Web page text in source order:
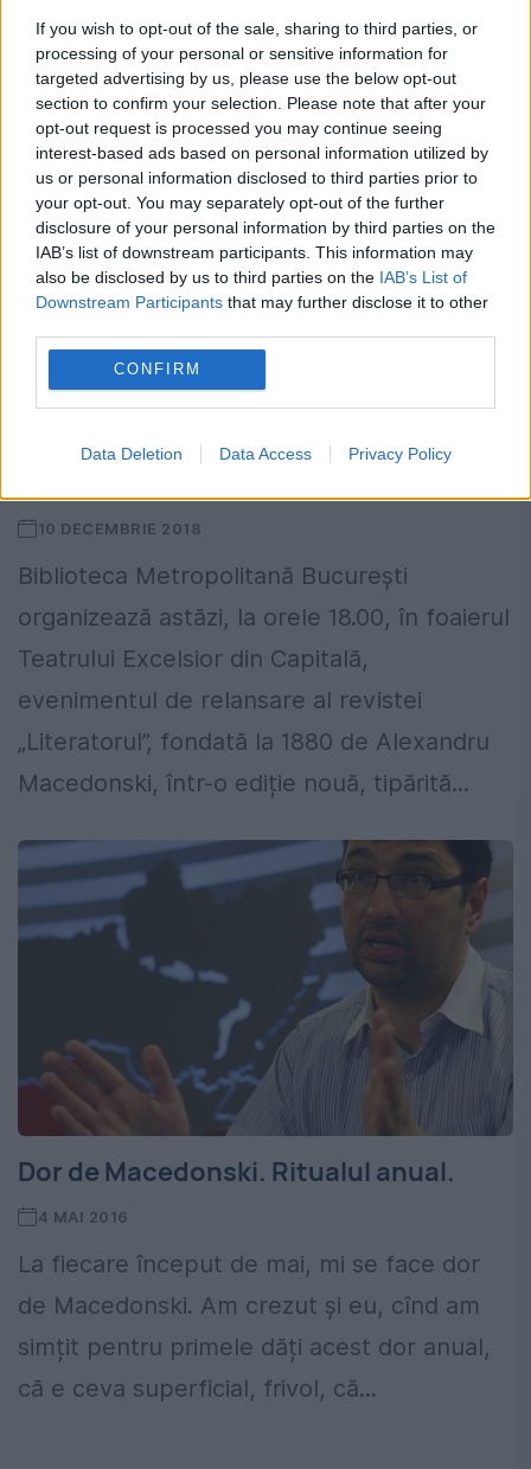
If you wish to opt-out of the sale, sharing to third parties, or
processing of your personal or sensitive information for
targeted advertising by us, please use the below opt-out
section to confirm your selection. Please note that after your
opt-out request is processed you may continue seeing
interest-based ads based on personal information utilized by
us or personal information disclosed to third parties prior to
your opt-out. You may separately opt-out of the further
disclosure of your personal information by third parties on the
IAB’s list of downstream participants. This information may
also be disclosed by us to third parties on the IAB’s List of
Downstream Participants that may further disclose it to other
CONFIRM
Data Deletion Data Access Privacy Policy
ediția din această seară a emisiunii “Bravo,
ai stil!”...
„Literatorul”, o revistă istorică revine la
10 DECEMBRIE 2018
Biblioteca Metropolitană București
organizează astăzi, la orele 18.00, în foaierul
Teatrului Excelsior din Capitală,
evenimentul de relansare al revistei
„Literatorul”, fondată la 1880 de Alexandru
Macedonski, într-o ediție nouă, tipărită...
Dor de Macedonski. Ritualul anual.
4 MAI 2016
La fiecare început de mai, mi se face dor
de Macedonski. Am crezut și eu, cînd am
simțit pentru primele dăți acest dor anual,
că e ceva superficial, frivol, că...